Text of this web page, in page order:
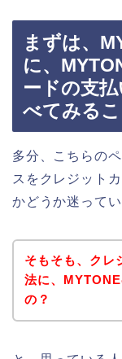
まずは、
に、
ードの支
べてみる
多分、こちらの
スをクレジット
かどうか迷って
そもそも、クレ
法に、
の？